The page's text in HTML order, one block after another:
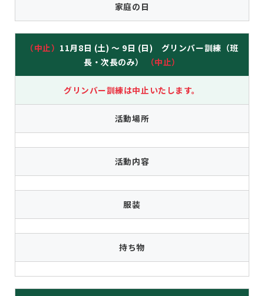
家庭の日
（中止） 11月8日 (土) ～ 9日 (日) グリンバー訓練（班
長・次長のみ）
（中止）
グリンバー訓練は中止いたします。
活動場所
活動内容
服装
持ち物